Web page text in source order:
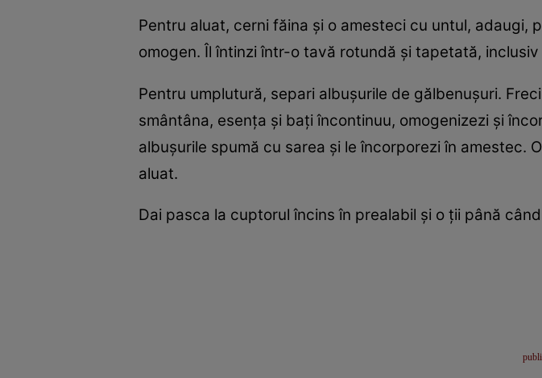
Pentru aluat, cerni făina și o amesteci cu untul, adaugi,
omogen. Îl întinzi într-o tavă rotundă și tapetată,
Pentru umplutură, separi albușurile de gălbenușuri.
smântâna, esența și bați încontinuu, omogenizezi și
albușurile spumă cu sarea și le încorporezi în amestec.
aluat.
Dai pasca la cuptorul încins în prealabil și o ții până